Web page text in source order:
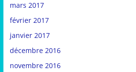
mars 2017
février 2017
janvier 2017
décembre 2016
novembre 2016